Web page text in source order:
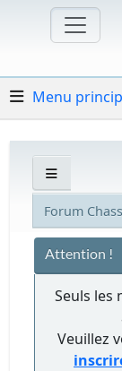
Menu
Forum
Attention !
Seuls les
Veuillez